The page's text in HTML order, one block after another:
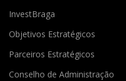
InvestBraga
Objetivos Estratégicos
Parceiros Estratégicos
Conselho de Administração